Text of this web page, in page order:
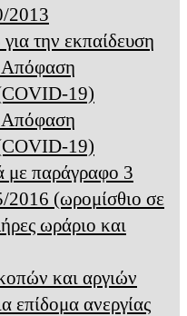
2013
την εκπαίδευση
Απόφαση
19)
Απόφαση
19)
με παράγραφο 3
(ωρομίσθιο σε
ωράριο και
και αργιών
επίδομα ανεργίας